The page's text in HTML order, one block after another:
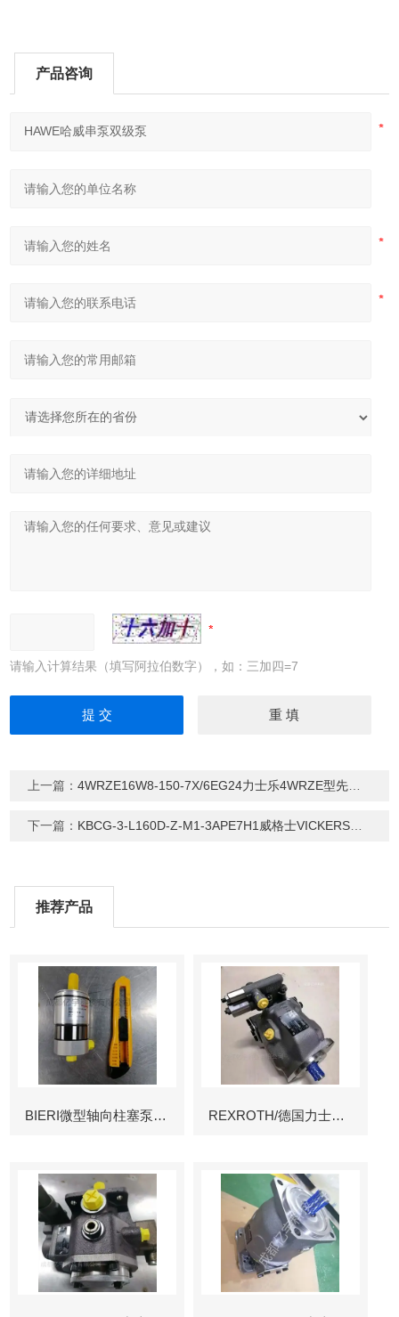
产品咨询
请输入计算结果（填写阿拉伯数字），如：三加四=7
上一篇：4WRZE16W8-150-7X/6EG24力士乐4WRZE型先导式比例方向阀
下一篇： KBCG-3-L160D-Z-M1-3APE7H1威格士VICKERS比例压力阀
推荐产品
BIERI微型轴向柱塞泵AKP REXROTH/德国力士乐叶片泵